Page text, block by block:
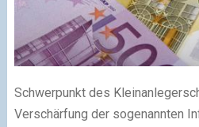
Schwerpunkt des
Verschärfung der sogenannten